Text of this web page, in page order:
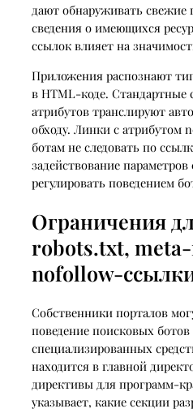
дают обнаруживать свежие
сведения о имеющихся
ссылок влияет на
Приложения распознают
в HTML-коде. Стандартные
атрибутов транслируют
обходу. Линки с атрибутом
ботам не следовать по
задействование параметров
регулировать поведением
Ограничения
robots.txt,
nofollow-
Собственники порталов
поведение поисковых
специализированных
находится в главной
директивы для программ-
указывает, какие секции